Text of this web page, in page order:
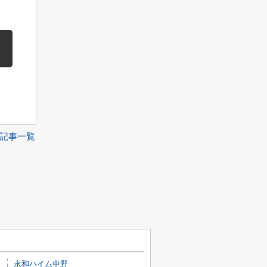
記事一覧
永和ハイム中野